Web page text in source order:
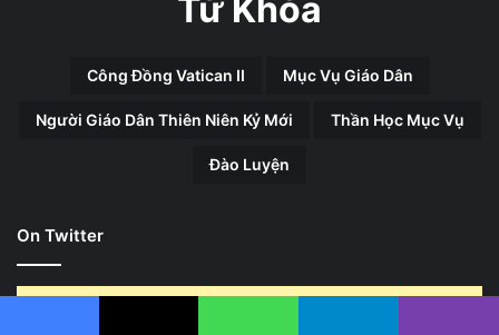
Từ Khóa
Công Đồng Vatican II Mục Vụ Giáo Dân
Người Giáo Dân Thiên Niên Kỷ Mới Thần Học Mục Vụ
Đào Luyện
On Twitter